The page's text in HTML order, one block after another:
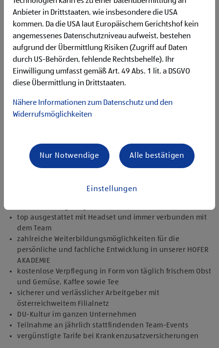
Flexibilität für Früh- und Spätdienste (Montag bis
Samstag)
Begeisterung im Handel zu arbeiten und den
Unternehmenserfolg mitzugestalten
Freude an der Arbeit im Team für ein motiviertes
Miteinander
Bereitschaft zu körperlich anspruchsvollen Tätigkeiten
freundlich im Umgang mit Kund:innen für eine
zuverlässige und organisierte Arbeitsweise zur
gewissenhaften Erledigung der Aufgaben
1.000 € HOFER Reisen- oder Warengutschein und
zusätzlich 1.500 € bei ausgezeichnetem Erfolg
Erfolgsprämien bei positivem Lehrabschluss (guter Erfolg:
top ausgestattet mit Headset und immer verbunden mit
dem Team
zahlreiche Weiterbildungsmöglichkeiten für die
persönliche und fachliche Entwicklung in unserer HOFER
AKADEMIE
kostenlose Verpflegung in Form von täglich frischem Obst
und Gemüse, Kaffee sowie Tee
sicherer und verlässlicher Arbeitgeber mit
österreichweitem Filialnetz
DU-Kultur im ganzen Unternehmen
Teilnahme an jährlich stattfindenden Team-Events
vergünstigte Tarife bei Krankenzusatzversicherungen
Anbieter in Drittstaaten, wie insbesondere die USA
kommen. Da die USA laut Europäischem Gerichtshof kein
angemessenes Datenschutzniveau aufweist, bestehen
aufgrund der Übermittlung Risiken (Zugriff auf Daten
durch US-Behörden, fehlende Rechtsbehelfe). Ihr
Einwilligung umfasst gemäß Art. 49 Abs. 1 lit. a DSGVO
diese Übermittlung in Drittstaaten.
Nähere Informationen zum Datenschutz und den
Widerrufsmöglichkeiten
Einstellungen
Nur Notwendige Alle bestätigen